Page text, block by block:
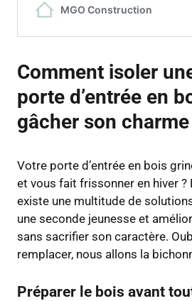
Comment isoler
porte d’entrée en
gâcher son charme
Votre porte d’entrée en bois
et vous fait frissonner en hiver ?
existe une multitude de
une seconde jeunesse et
sans sacrifier son caractère.
remplacer, nous allons la
Préparer le bois avant